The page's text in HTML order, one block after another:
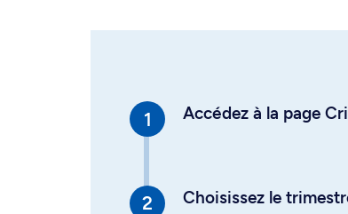
Accédez à la page
Choisissez le